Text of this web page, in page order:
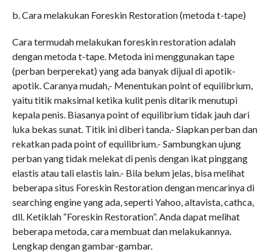
b. Cara melakukan Foreskin Restoration (metoda t-tape)
Cara termudah melakukan foreskin restoration adalah
dengan metoda t-tape. Metoda ini menggunakan tape
(perban berperekat) yang ada banyak dijual di apotik-
apotik. Caranya mudah,- Menentukan point of equilibrium,
yaitu titik maksimal ketika kulit penis ditarik menutupi
kepala penis. Biasanya point of equilibrium tidak jauh dari
luka bekas sunat. Titik ini diberi tanda.- Siapkan perban dan
rekatkan pada point of equilibrium.- Sambungkan ujung
perban yang tidak melekat di penis dengan ikat pinggang
elastis atau tali elastis lain.- Bila belum jelas, bisa melihat
beberapa situs Foreskin Restoration dengan mencarinya di
searching engine yang ada, seperti Yahoo, altavista, cathca,
dll. Ketiklah “Foreskin Restoration”. Anda dapat melihat
beberapa metoda, cara membuat dan melakukannya.
Lengkap dengan gambar-gambar.